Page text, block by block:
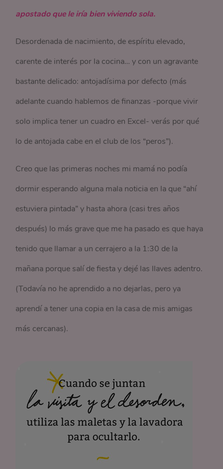
apostado que le iría bien viviendo sola.
Desordenada de nacimiento, de espíritu elevado,
carente de interés por la cocina… y con un agravante
bastante delicado: antojadísima por defecto (más
adelante cuando hablemos de finanzas -porque vivir
solo implica tener un cuadro en Excel- verás por qué
lo de antojada cabe en el club de los “peros”).
Creo que las primeras noches mi mamá no podía
dormir esperando alguna mala noticia en la que “ahí
estuviera pintada” y hasta ahora (casi tres años
después) lo más grave que me ha pasado es que haya
tenido que llamar a un cerrajero a la 1:30 de la
mañana porque salí de fiesta y dejé las llaves adentro.
(Todavía no he aprendido a no dejarlas, pero ya
aprendí a tener una copia en la casa de mis amigas
más cercanas).